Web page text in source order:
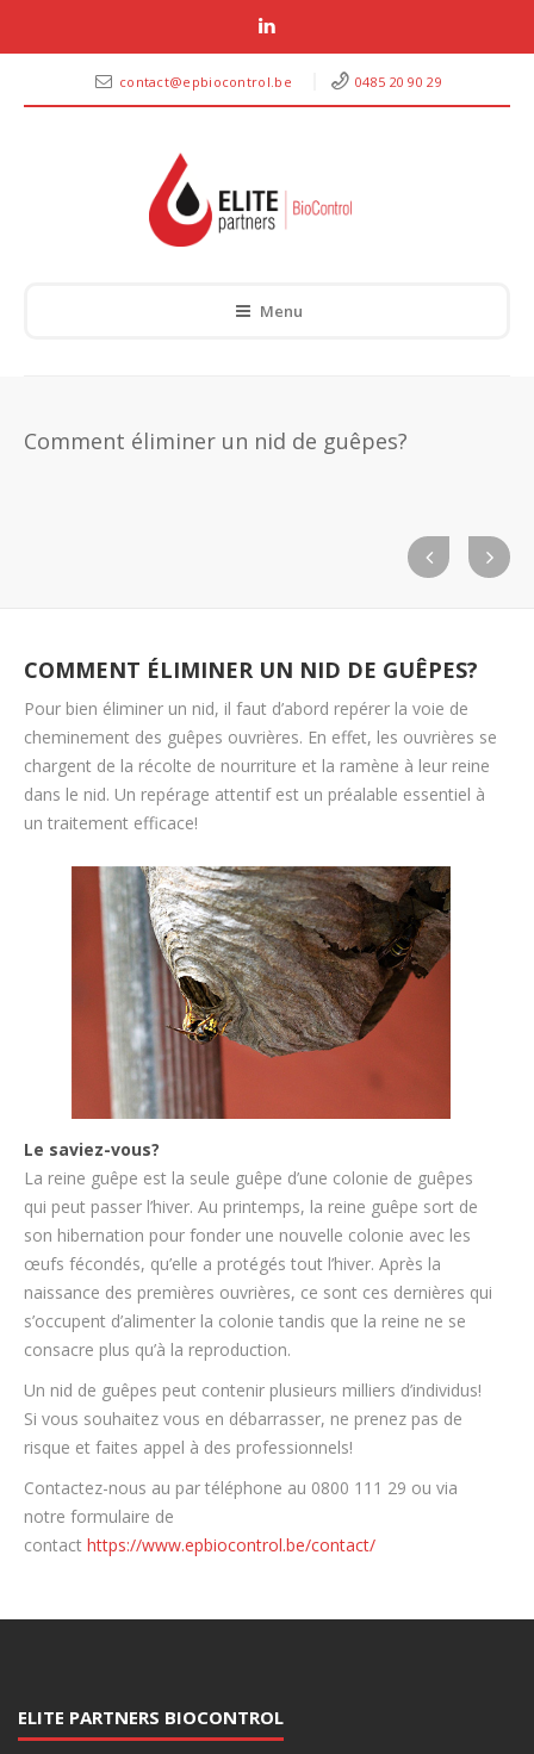
contact@epbiocontrol.be 0485 20 90 29
Menu
Comment éliminer un nid de guêpes?
COMMENT ÉLIMINER UN NID DE GUÊPES?
Pour bien éliminer un nid, il faut d’abord repérer la voie de
cheminement des guêpes ouvrières. En effet, les ouvrières se
chargent de la récolte de nourriture et la ramène à leur reine
dans le nid. Un repérage attentif est un préalable essentiel à
un traitement efficace!
Le saviez-vous?
La reine guêpe est la seule guêpe d’une colonie de guêpes
qui peut passer l’hiver. Au printemps, la reine guêpe sort de
son hibernation pour fonder une nouvelle colonie avec les
œufs fécondés, qu’elle a protégés tout l’hiver. Après la
naissance des premières ouvrières, ce sont ces dernières qui
s’occupent d’alimenter la colonie tandis que la reine ne se
consacre plus qu’à la reproduction.
Un nid de guêpes peut contenir plusieurs milliers d’individus!
Si vous souhaitez vous en débarrasser, ne prenez pas de
risque et faites appel à des professionnels!
Contactez-nous au par téléphone au 0800 111 29 ou via
notre formulaire de
contact https://www.epbiocontrol.be/contact/
ELITE PARTNERS BIOCONTROL